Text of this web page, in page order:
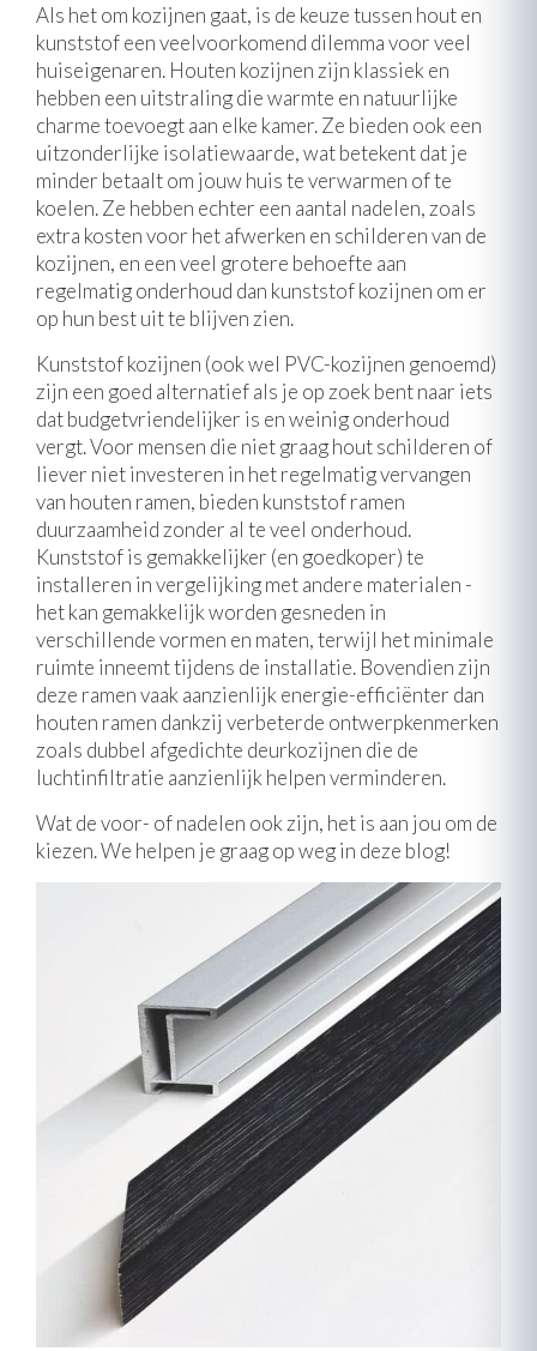
Als het om kozijnen gaat, is de keuze tussen hout en
kunststof een veelvoorkomend dilemma voor veel
huiseigenaren. Houten kozijnen zijn klassiek en
hebben een uitstraling die warmte en natuurlijke
charme toevoegt aan elke kamer. Ze bieden ook een
uitzonderlijke isolatiewaarde, wat betekent dat je
minder betaalt om jouw huis te verwarmen of te
koelen. Ze hebben echter een aantal nadelen, zoals
extra kosten voor het afwerken en schilderen van de
kozijnen, en een veel grotere behoefte aan
regelmatig onderhoud dan kunststof kozijnen om er
op hun best uit te blijven zien.
Kunststof kozijnen (ook wel PVC-kozijnen genoemd)
zijn een goed alternatief als je op zoek bent naar iets
dat budgetvriendelijker is en weinig onderhoud
vergt. Voor mensen die niet graag hout schilderen of
liever niet investeren in het regelmatig vervangen
van houten ramen, bieden kunststof ramen
duurzaamheid zonder al te veel onderhoud.
Kunststof is gemakkelijker (en goedkoper) te
installeren in vergelijking met andere materialen -
het kan gemakkelijk worden gesneden in
verschillende vormen en maten, terwijl het minimale
ruimte inneemt tijdens de installatie. Bovendien zijn
deze ramen vaak aanzienlijk energie-efficiënter dan
houten ramen dankzij verbeterde ontwerpkenmerken
zoals dubbel afgedichte deurkozijnen die de
luchtinfiltratie aanzienlijk helpen verminderen.
Wat de voor- of nadelen ook zijn, het is aan jou om de
kiezen. We helpen je graag op weg in deze blog!